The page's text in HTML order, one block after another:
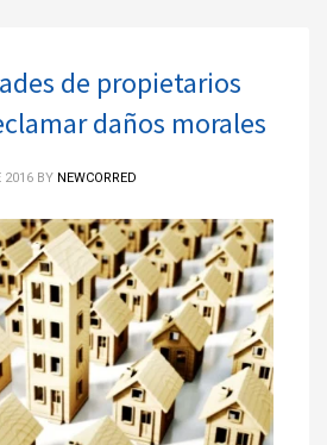
de propietarios
daños morales
2016 BY NEWCORRED